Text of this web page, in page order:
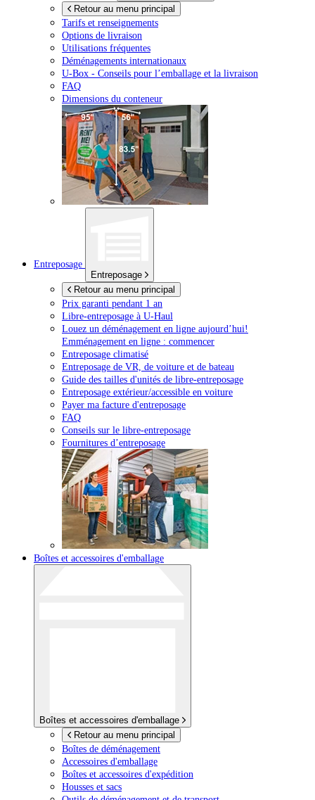
Retour au menu principal
Tarifs et renseignements
Options de livraison
Utilisations fréquentes
Déménagements internationaux
U-Box - Conseils pour l’emballage et la livraison
FAQ
Dimensions du conteneur
Entreposage
Entreposage
Retour au menu principal
Prix garanti pendant 1 an
Libre-entreposage à U-Haul
Louez un déménagement en ligne aujourd’hui!
Emménagement en ligne : commencer
Entreposage climatisé
Entreposage de VR, de voiture et de bateau
Guide des tailles d'unités de libre-entreposage
Entreposage extérieur/accessible en voiture
Payer ma facture d'entreposage
FAQ
Conseils sur le libre-entreposage
Fournitures d’entreposage
Boîtes et accessoires d'emballage
Boîtes et accessoires d'emballage
Retour au menu principal
Boîtes de déménagement
Accessoires d'emballage
Boîtes et accessoires d'expédition
Housses et sacs